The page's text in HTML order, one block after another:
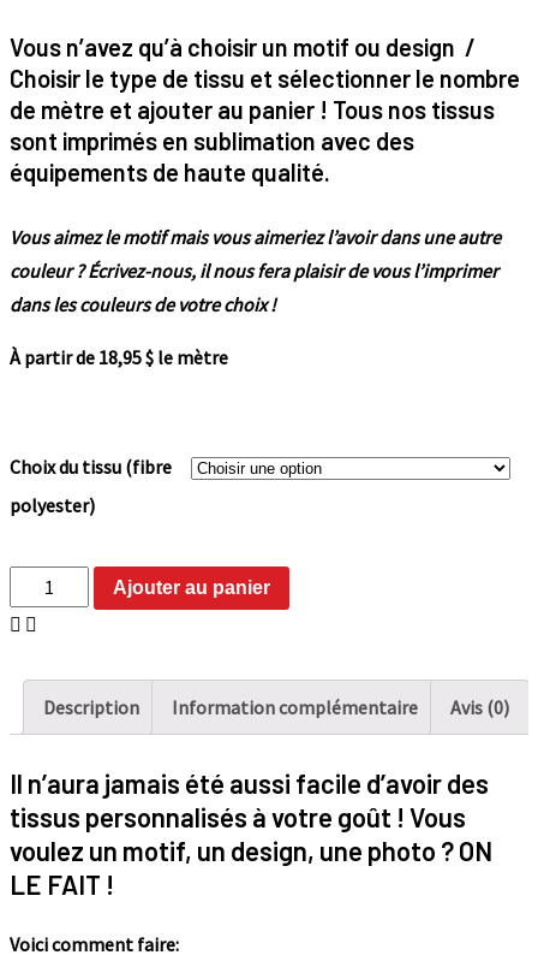
Vous n’avez qu’à choisir un motif ou design /
Choisir le type de tissu et sélectionner le nombre
de mètre et ajouter au panier ! Tous nos tissus
sont imprimés en sublimation avec des
équipements de haute qualité.
Vous aimez le motif mais vous aimeriez l’avoir dans une autre
couleur ? Écrivez-nous, il nous fera plaisir de vous l’imprimer
dans les couleurs de votre choix !
À partir de 18,95 $ le mètre
Choix du tissu (fibre
polyester)
511_Let's
go
Mauve
quantity
Ajouter au panier
Description Information complémentaire Avis (0)
Il n’aura jamais été aussi facile d’avoir des
tissus personnalisés à votre goût ! Vous
voulez un motif, un design, une photo ? ON
LE FAIT !
Voici comment faire: